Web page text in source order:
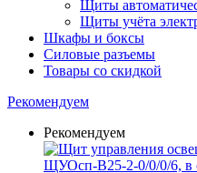
Щиты
Щиты учёта
Шкафы и боксы
Силовые разъемы
Товары со скидкой
Рекомендуем
Рекомендуем